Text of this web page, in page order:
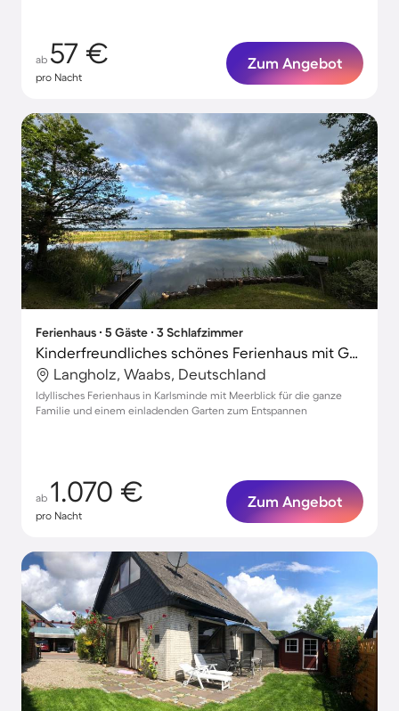
ab 57 €
pro Nacht
Zum Angebot
Ferienhaus ∙ 5 Gäste ∙ 3 Schlafzimmer
Kinderfreundliches schönes Ferienhaus mit Garten, Terrasse und Grill | Meerblick | Strand in der Nähe | Hunde erlaubt
Langholz, Waabs, Deutschland
Idyllisches Ferienhaus in Karlsminde mit Meerblick für die ganze
Familie und einem einladenden Garten zum Entspannen
ab 1.070 €
pro Nacht
Zum Angebot